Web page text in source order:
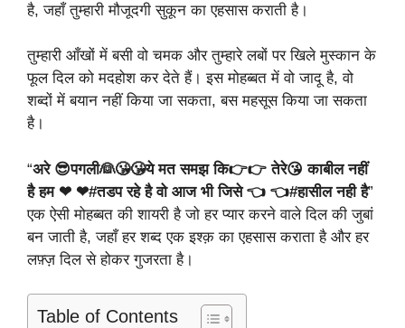
है, जहाँ तुम्हारी मौजूदगी सुकून का एहसास कराती है।
तुम्हारी आँखों में बसी वो चमक और तुम्हारे लबों पर खिले मुस्कान के
फूल दिल को मदहोश कर देते हैं। इस मोहब्बत में वो जादू है, वो
शब्दों में बयान नहीं किया जा सकता, बस महसूस किया जा सकता
है।
“अरे 😎पगली👰😘😘ये मत समझ कि👉👉 तेरे😘 काबील नहीं
है हम ❤ ❤#तडप रहे है वो आज भी जिसे 👈 👈#हासील नही है”
एक ऐसी मोहब्बत की शायरी है जो हर प्यार करने वाले दिल की जुबां
बन जाती है, जहाँ हर शब्द एक इश्क़ का एहसास कराता है और हर
लफ़्ज़ दिल से होकर गुजरता है।
Table of Contents